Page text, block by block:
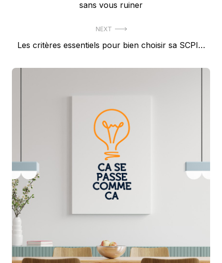
sans vous ruiner
NEXT
Next
Les critères essentiels pour bien choisir sa SCPI…